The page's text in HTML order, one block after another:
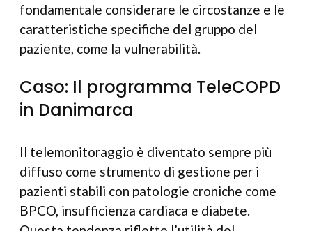
fondamentale considerare le circostanze e le
caratteristiche specifiche del gruppo del
paziente, come la vulnerabilità.
Caso: Il programma TeleCOPD
in Danimarca
Il telemonitoraggio è diventato sempre più
diffuso come strumento di gestione per i
pazienti stabili con patologie croniche come
BPCO, insufficienza cardiaca e diabete.